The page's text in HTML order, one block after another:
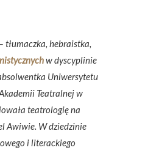
tłumaczka, hebraistka,
w dyscyplinie
Uniwersytetu
Teatralnej w
teatrologię na
Awiwie. W dziedzinie
i literackiego